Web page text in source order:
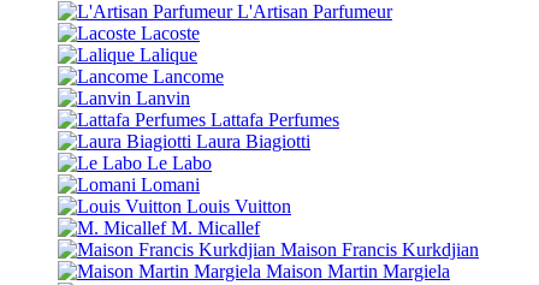
L'Artisan Parfumeur
Lacoste
Lalique
Lancome
Lanvin
Lattafa Perfumes
Laura Biagiotti
Le Labo
Lomani
Louis Vuitton
M. Micallef
Maison Francis Kurkdjian
Maison Martin Margiela